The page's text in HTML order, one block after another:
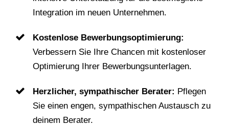
Integration im neuen Unternehmen.
Kostenlose Bewerbungsoptimierung:
Verbessern Sie Ihre Chancen mit kostenloser
Optimierung Ihrer Bewerbungsunterlagen.
Herzlicher, sympathischer Berater: Pflegen
Sie einen engen, sympathischen Austausch zu
deinem Berater.